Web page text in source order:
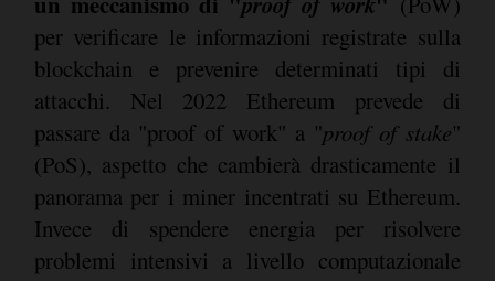
per verificare le informazioni registrate sulla
blockchain e prevenire determinati tipi di
attacchi. Nel 2022 Ethereum prevede di
passare da "proof of work" a "proof of stake"
(PoS), aspetto che cambierà drasticamente il
panorama per i miner incentrati su Ethereum.
Invece di spendere energia per risolvere
problemi intensivi a livello computazionale